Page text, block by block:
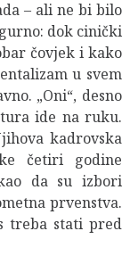
– ali ne bi bilo
dok cinički
čovjek i kako
u svem
„Oni“, desno
ide na ruku.
kadrovska
četiri godine
da su izbori
prvenstva.
treba stati pred